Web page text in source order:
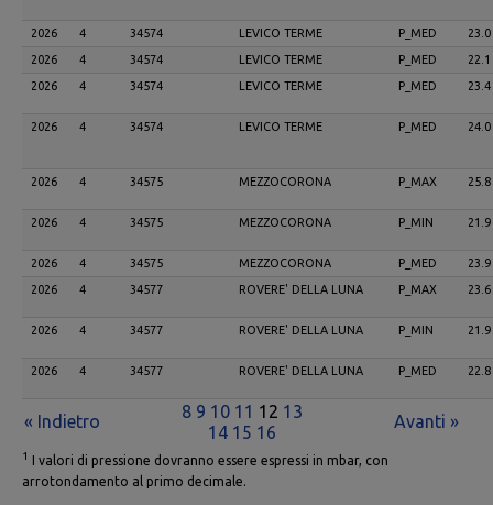
2026 4 34574 LEVICO TERME P_MED
23.0
2026
4 34574 LEVICO TERME P_MED
22.1
2026
4 34574 LEVICO TERME P_MED 23.4
2026 4 34574 LEVICO TERME P_MED 24.0
2026 4 34575 MEZZOCORONA P_MAX 25.8
2026 4 34575 MEZZOCORONA P_MIN 21.9
2026 4 34575 MEZZOCORONA P_MED
23.9
2026
4 34577 ROVERE' DELLA LUNA P_MAX 23.6
2026 4 34577 ROVERE' DELLA LUNA P_MIN 21.9
2026 4 34577 ROVERE' DELLA LUNA P_MED 22.8
« Indietro 8 9 10 11 12 13
14 15 16
Avanti »
1 I valori di pressione dovranno essere espressi in mbar, con
arrotondamento al primo decimale.